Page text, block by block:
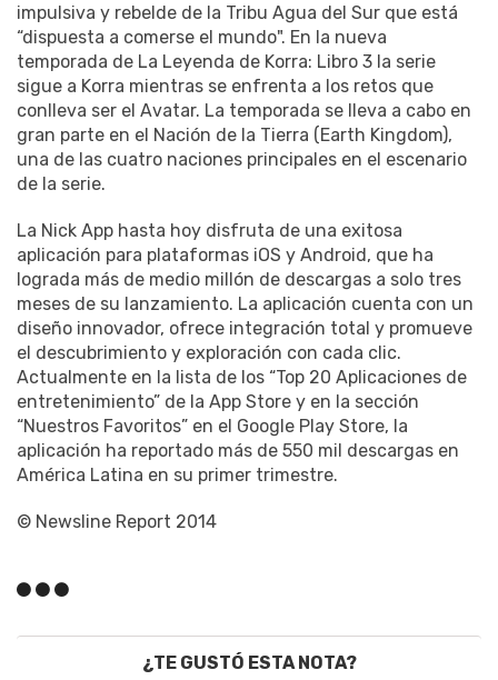
impulsiva y rebelde de la Tribu Agua del Sur que está
“dispuesta a comerse el mundo". En la nueva
temporada de La Leyenda de Korra: Libro 3 la serie
sigue a Korra mientras se enfrenta a los retos que
conlleva ser el Avatar. La temporada se lleva a cabo en
gran parte en el Nación de la Tierra (Earth Kingdom),
una de las cuatro naciones principales en el escenario
de la serie.
La Nick App hasta hoy disfruta de una exitosa
aplicación para plataformas iOS y Android, que ha
lograda más de medio millón de descargas a solo tres
meses de su lanzamiento. La aplicación cuenta con un
diseño innovador, ofrece integración total y promueve
el descubrimiento y exploración con cada clic.
Actualmente en la lista de los “Top 20 Aplicaciones de
entretenimiento” de la App Store y en la sección
“Nuestros Favoritos” en el Google Play Store, la
aplicación ha reportado más de 550 mil descargas en
América Latina en su primer trimestre.
© Newsline Report 2014
¿TE GUSTÓ ESTA NOTA?